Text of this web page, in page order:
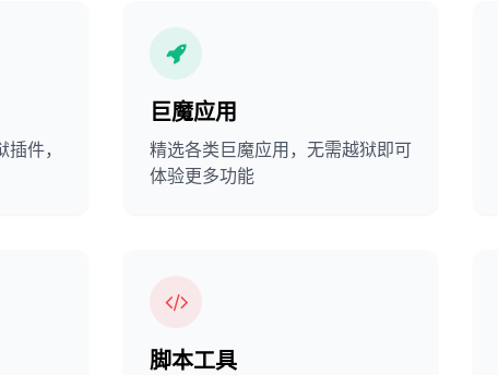
件，
巨魔应用
精选各类巨魔应用，无需越狱即可
体验更多功能
脚本工具